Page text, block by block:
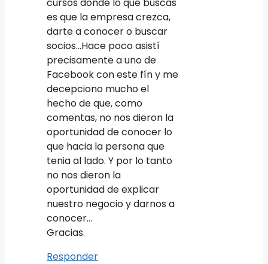
es que la empresa crezca,
darte a conocer o buscar
socios…Hace poco asistí
precisamente a uno de
Facebook con este fín y me
decepciono mucho el
hecho de que, como
comentas, no nos dieron la
oportunidad de conocer lo
que hacia la persona que
tenia al lado. Y por lo tanto
no nos dieron la
oportunidad de explicar
nuestro negocio y darnos a
conocer…
Gracias.
Responder